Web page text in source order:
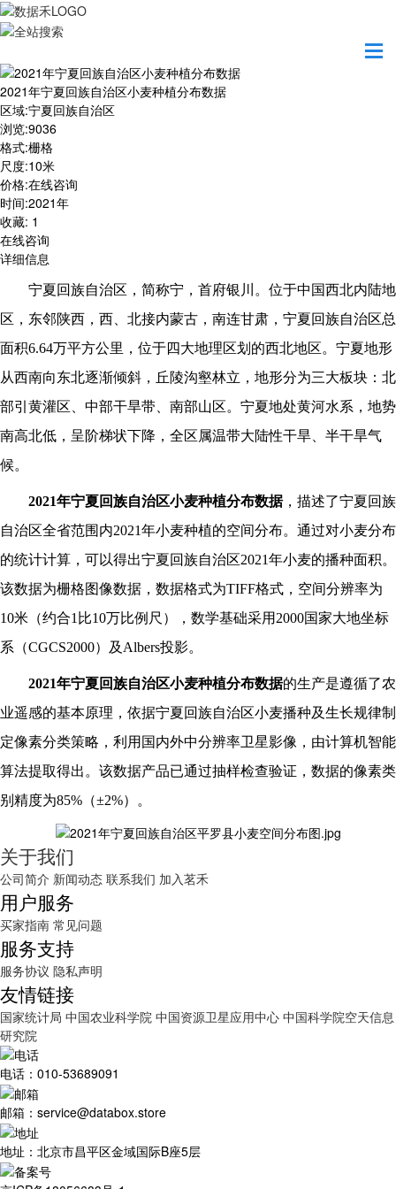
2021年宁夏回族自治区小麦种植分布数据
区域:宁夏回族自治区
浏览:9036
格式:栅格
尺度:10米
价格:在线咨询
时间:2021年
收藏: 1
在线咨询
详细信息
宁夏回族自治区，简称宁，首府银川。位于中国西北内陆地
区，东邻陕西，西、北接内蒙古，南连甘肃，宁夏回族自治区总
面积6.64万平方公里，位于四大地理区划的西北地区。宁夏地形
从西南向东北逐渐倾斜，丘陵沟壑林立，地形分为三大板块：北
部引黄灌区、中部干旱带、南部山区。宁夏地处黄河水系，地势
南高北低，呈阶梯状下降，全区属温带大陆性干旱、半干旱气
候。
2021年宁夏回族自治区小麦种植分布数据，描述了宁夏回族
自治区全省范围内2021年小麦种植的空间分布。通过对小麦分布
的统计计算，可以得出宁夏回族自治区2021年小麦的播种面积。
该数据为栅格图像数据，数据格式为TIFF格式，空间分辨率为
10米（约合1比10万比例尺），数学基础采用2000国家大地坐标
系（CGCS2000）及Albers投影。
2021年宁夏回族自治区小麦种植分布数据的生产是遵循了农
业遥感的基本原理，依据宁夏回族自治区小麦播种及生长规律制
定像素分类策略，利用国内外中分辨率卫星影像，由计算机智能
算法提取得出。该数据产品已通过抽样检查验证，数据的像素类
别精度为85%（±2%）。
关于我们
公司简介 新闻动态 联系我们 加入茗禾
用户服务
买家指南 常见问题
服务支持
服务协议 隐私声明
友情链接
国家统计局 中国农业科学院 中国资源卫星应用中心 中国科学院空天信息
研究院
电话：010-53689091
邮箱：service@databox.store
地址：北京市昌平区金域国际B座5层